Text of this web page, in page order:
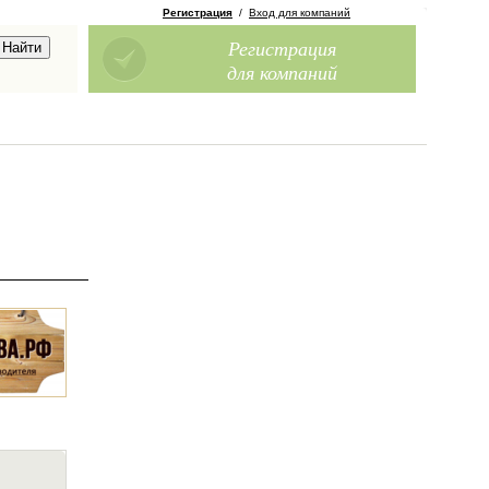
Регистрация / Вход для компаний
Регистрация
для компаний